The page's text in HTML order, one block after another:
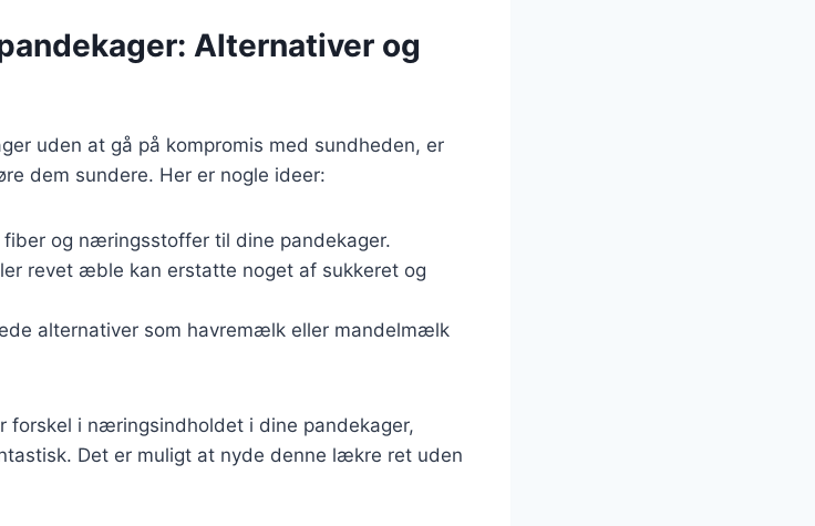
Alternativer og
uden at gå på kompromis med sundheden, er
dem sundere. Her er nogle ideer:
og næringsstoffer til dine pandekager.
revet æble kan erstatte noget af sukkeret og
alternativer som havremælk eller mandelmælk
forskel i næringsindholdet i dine pandekager,
Det er muligt at nyde denne lækre ret uden